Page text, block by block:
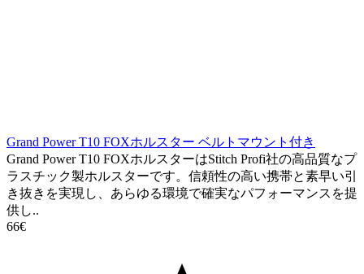
Grand Power T10 FOXホルスター ベルトマウント付き
Grand Power T10 FOXホルスターはStitch Profi社の高品質なプ
ラスチック製ホルスターです。信頼性の高い携帯と素早い引
き抜きを実現し、あらゆる環境で確実なパフォーマンスを提
供し..
66€